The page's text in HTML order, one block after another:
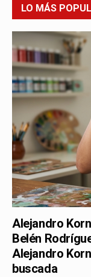
LO MÁS
Alejandro
Belén
Alejandro
buscada